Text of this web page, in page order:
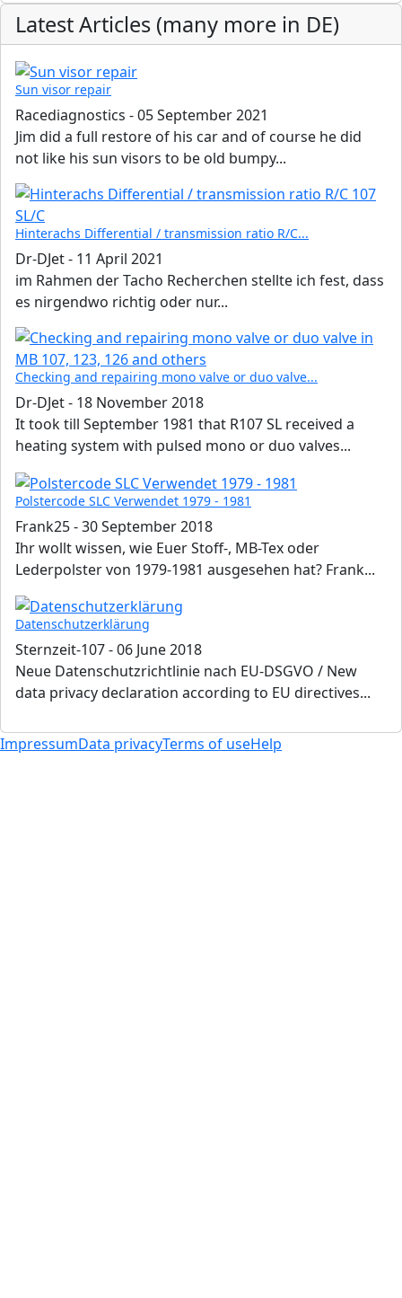
Latest Articles (many more in DE)
Sun visor repair
Racediagnostics -05 September 2021
Jim did a full restore of his car and of course he did
not like his sun visors to be old bumpy...
Hinterachs Differential / transmission ratio R/C...
Dr-DJet- 11 April 2021
im Rahmen der Tacho Recherchen stellte ich fest, dass
es nirgendwo richtig oder nur...
Checking and repairing mono valve or duo valve...
Dr-DJet- 18 November 2018
It took till September 1981 that R107 SL received a
heating system with pulsed mono or duo valves...
Polstercode SLC Verwendet 1979 - 1981
Frank25-30 September 2018
Ihr wollt wissen, wie Euer Stoff-, MB-Tex oder
Lederpolster von 1979-1981 ausgesehen hat? Frank...
Datenschutzerklärung
Sternzeit-107-06 June 2018
Neue Datenschutzrichtlinie nach EU-DSGVO / New
data privacy declaration according to EU directives...
ImpressumData privacyTerms of useHelp